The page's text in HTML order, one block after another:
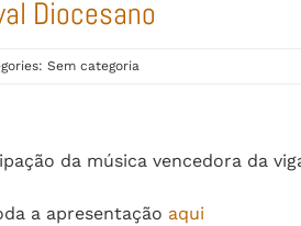
Diocesano
Sem categoria
da música vencedora da
a apresentação aqui